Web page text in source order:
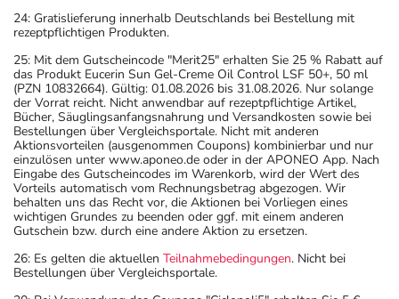
24: Gratislieferung innerhalb Deutschlands bei Bestellung mit
rezeptpflichtigen Produkten.
25: Mit dem Gutscheincode "Merit25" erhalten Sie 25 % Rabatt auf
das Produkt Eucerin Sun Gel-Creme Oil Control LSF 50+, 50 ml
(PZN 10832664). Gültig: 01.08.2026 bis 31.08.2026. Nur solange
der Vorrat reicht. Nicht anwendbar auf rezeptpflichtige Artikel,
Bücher, Säuglingsanfangsnahrung und Versandkosten sowie bei
Bestellungen über Vergleichsportale. Nicht mit anderen
Aktionsvorteilen (ausgenommen Coupons) kombinierbar und nur
einzulösen unter www.aponeo.de oder in der APONEO App. Nach
Eingabe des Gutscheincodes im Warenkorb, wird der Wert des
Vorteils automatisch vom Rechnungsbetrag abgezogen. Wir
behalten uns das Recht vor, die Aktionen bei Vorliegen eines
wichtigen Grundes zu beenden oder ggf. mit einem anderen
Gutschein bzw. durch eine andere Aktion zu ersetzen.
26: Es gelten die aktuellen Teilnahmebedingungen. Nicht bei
Bestellungen über Vergleichsportale.